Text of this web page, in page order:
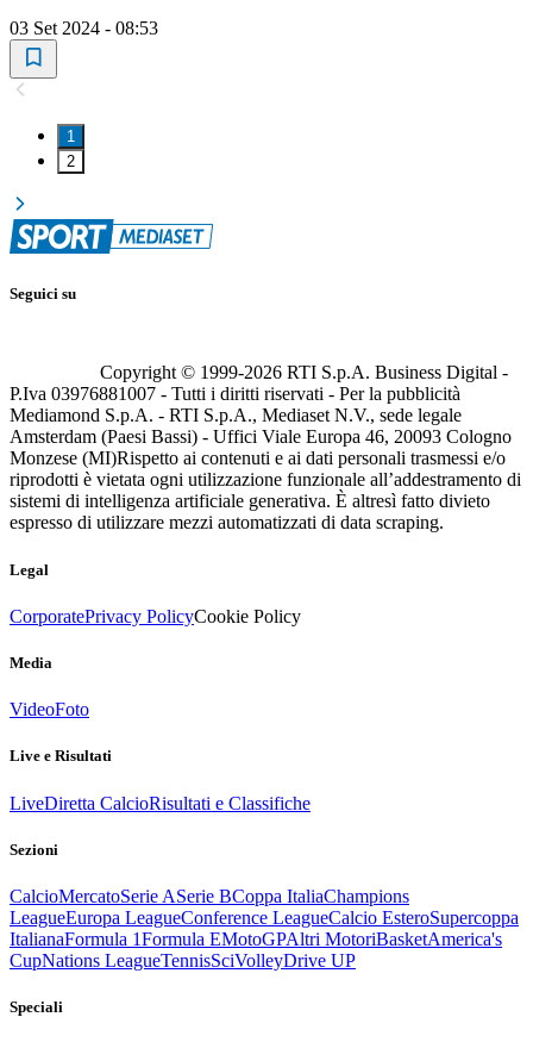
03 Set 2024 - 08:53
1
2
Seguici su
Copyright © 1999-2026 RTI S.p.A. Business Digital -
P.Iva 03976881007 - Tutti i diritti riservati - Per la pubblicità
Mediamond S.p.A. - RTI S.p.A., Mediaset N.V., sede legale
Amsterdam (Paesi Bassi) - Uffici Viale Europa 46, 20093 Cologno
Monzese (MI)Rispetto ai contenuti e ai dati personali trasmessi e/o
riprodotti è vietata ogni utilizzazione funzionale all’addestramento di
sistemi di intelligenza artificiale generativa. È altresì fatto divieto
espresso di utilizzare mezzi automatizzati di data scraping.
Legal
CorporatePrivacy PolicyCookie Policy
Media
VideoFoto
Live e Risultati
LiveDiretta CalcioRisultati e Classifiche
Sezioni
CalcioMercatoSerie ASerie BCoppa ItaliaChampions
LeagueEuropa LeagueConference LeagueCalcio EsteroSupercoppa
ItalianaFormula 1Formula EMotoGPAltri MotoriBasketAmerica's
CupNations LeagueTennisSciVolleyDrive UP
Speciali